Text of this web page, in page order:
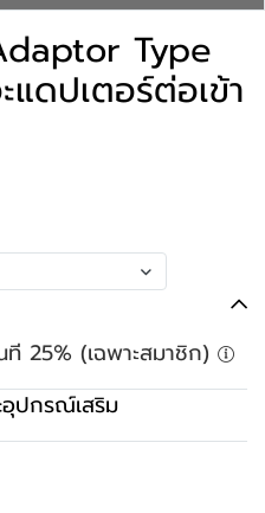
Type
ดปเตอร์ต่อเข้า
25% (เฉพาะสมาชิก)
อุปกรณ์เสริม